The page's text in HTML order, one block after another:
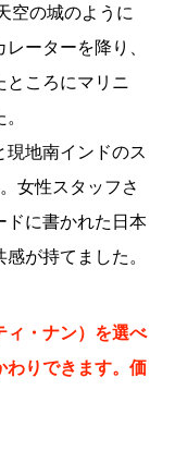
空の城のように
ーターを降り、
ところにマリニ
地南インドのス
女性スタッフさ
ドに書かれた日本
が持てました。
・ナン）を選べ
わりできます。価